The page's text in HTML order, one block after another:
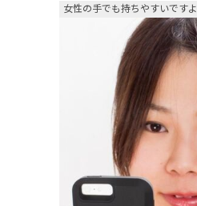
女性の手でも持ちやすいですよ